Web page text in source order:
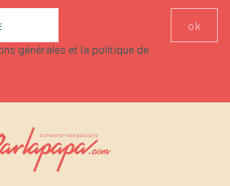
générales et la politique de